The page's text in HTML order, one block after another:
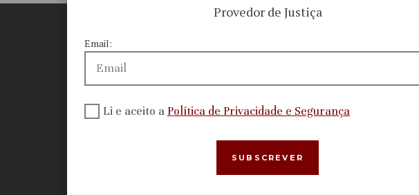
Provedor de Justiça
Email:
Li e aceito a Política de Privacidade e Segurança